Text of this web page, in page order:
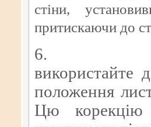
стіни,
притискаючи до
6.
використайте
положення
Цю